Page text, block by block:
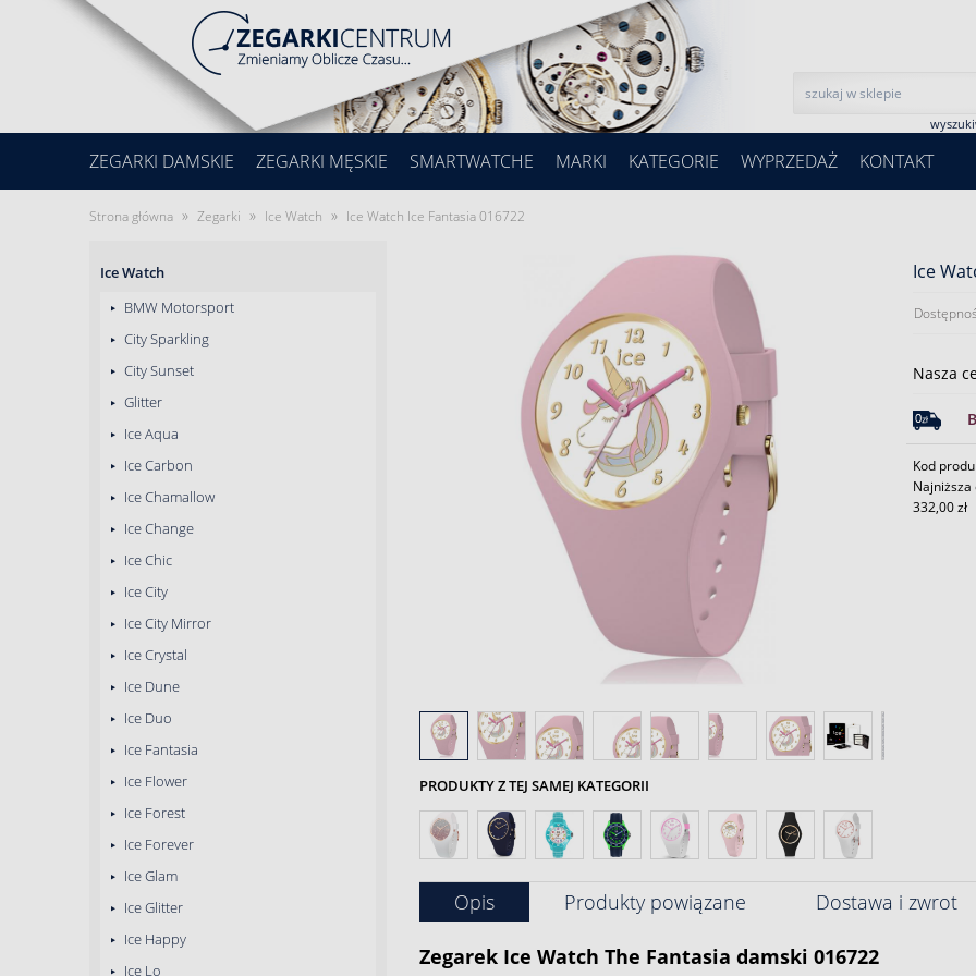
ZEGARKI DAMSKIE ZEGARKI MĘSKIE SMARTWATCHE MARKI KATEGORIE WYPRZEDAŻ KONTAKT
Strona główna » Zegarki » Ice Watch » Ice Watch Ice Fantasia 016722
Ice Watch
BMW Motorsport
City Sparkling
City Sunset
Glitter
Ice Aqua
Ice Carbon
Ice Chamallow
Ice Change
Ice Chic
Ice City
Ice City Mirror
Ice Crystal
Ice Dune
Ice Duo
Ice Fantasia
Ice Flower
Ice Forest
Ice Forever
Ice Glam
Ice Glitter
Ice Happy
Ice Lo
PRODUKTY Z TEJ SAMEJ KATEGORII
Ice
Nasza
Kod
Najniższa
332,00 zł
Opis Produkty powiązane Dostawa i zwrot
Zegarek Ice Watch The Fantasia damski 016722